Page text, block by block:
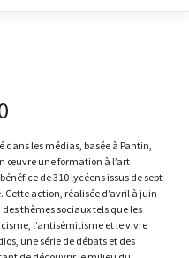
dans les médias, basée à Pantin,
œuvre une formation à l’art
de 310 lycéens issus de sept
action, réalisée d’avril à juin
thèmes sociaux tels que les
l’antisémitisme et le vivre
une série de débats et des